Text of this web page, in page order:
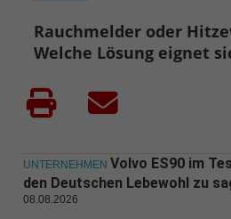
Rauchmelder oder
Welche Lösung eignet
UNTERNEHMEN Volvo ES90 im
den Deutschen Lebewohl zu
08.08.2026